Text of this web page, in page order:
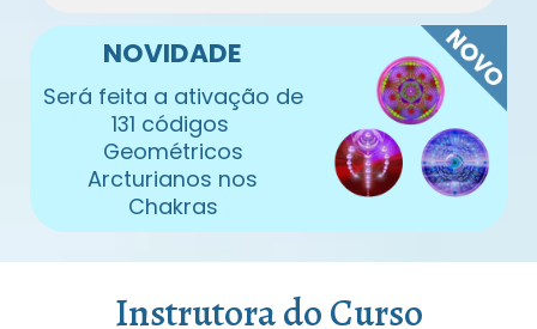
NOVIDADE
Será feita a ativação de
131 códigos ​
Geométricos
Arcturianos nos
Chakras
Instrutora do Curso